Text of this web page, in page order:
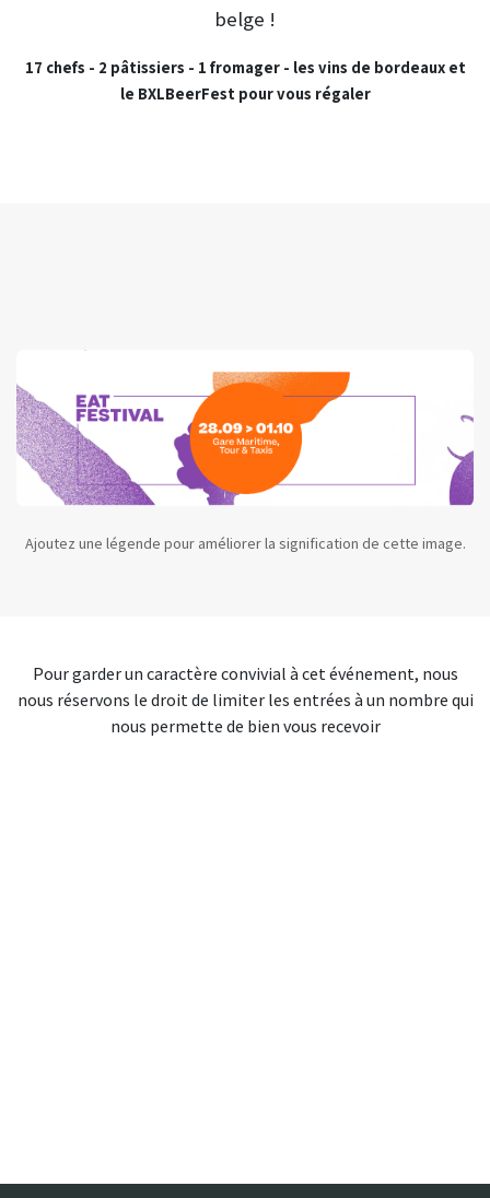
belge !
17 chefs - 2 pâtissiers - 1 fromager - les vins de bordeaux et
le BXLBeerFest pour vous régaler
Ajoutez une légende pour améliorer la signification de cette image.
Pour garder un caractère convivial à cet événement, nous
nous réservons le droit de limiter les entrées à un nombre qui
nous permette de bien vous recevoir